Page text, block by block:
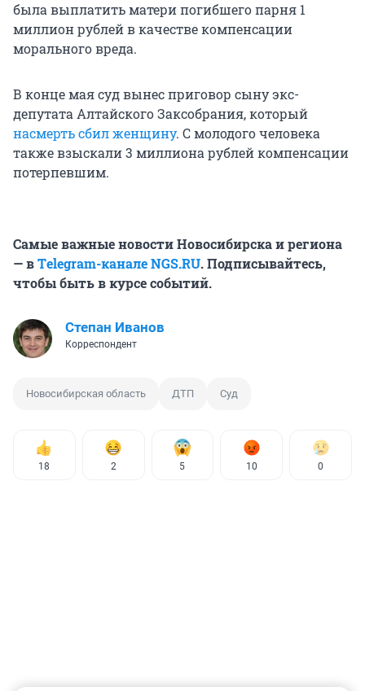
была выплатить матери погибшего парня 1
миллион рублей в качестве компенсации
морального вреда.
В конце мая суд вынес приговор сыну экс-
депутата Алтайского Заксобрания, который
насмерть сбил женщину. С молодого человека
также взыскали 3 миллиона рублей компенсации
потерпевшим.
Самые важные новости Новосибирска и региона
— вТelegram-канале NGS.RU. Подписывайтесь,
чтобы быть в курсе событий.
Степан Иванов
Корреспондент
Новосибирская область ДТП Суд
18 2 5 10 0